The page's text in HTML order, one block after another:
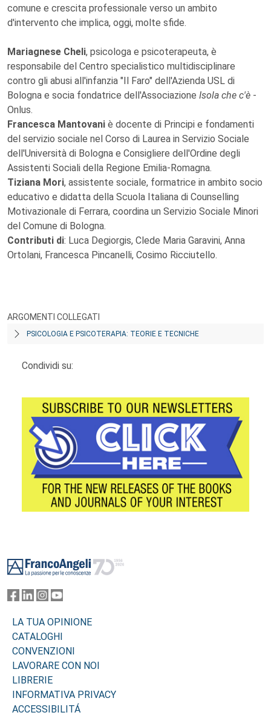
comune e crescita professionale verso un ambito
d'intervento che implica, oggi, molte sfide.
Mariagnese Cheli, psicologa e psicoterapeuta, è
responsabile del Centro specialistico multidisciplinare
contro gli abusi all'infanzia "Il Faro" dell'Azienda USL di
Bologna e socia fondatrice dell'Associazione Isola che c'è -
Onlus.
Francesca Mantovani è docente di Principi e fondamenti
del servizio sociale nel Corso di Laurea in Servizio Sociale
dell'Università di Bologna e Consigliere dell'Ordine degli
Assistenti Sociali della Regione Emilia-Romagna.
Tiziana Mori, assistente sociale, formatrice in ambito socio
educativo e didatta della Scuola Italiana di Counselling
Motivazionale di Ferrara, coordina un Servizio Sociale Minori
del Comune di Bologna.
Contributi di: Luca Degiorgis, Clede Maria Garavini, Anna
Ortolani, Francesca Pincanelli, Cosimo Ricciutello.
ARGOMENTI COLLEGATI
PSICOLOGIA E PSICOTERAPIA: TEORIE E TECNICHE
Condividi su:
LA TUA OPINIONE
CATALOGHI
CONVENZIONI
LAVORARE CON NOI
LIBRERIE
INFORMATIVA PRIVACY
ACCESSIBILITÁ